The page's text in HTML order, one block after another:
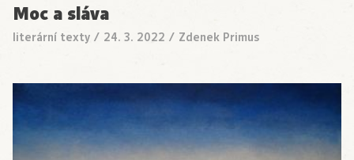
Moc a sláva
literární texty / 24. 3. 2022 / Zdenek Primus